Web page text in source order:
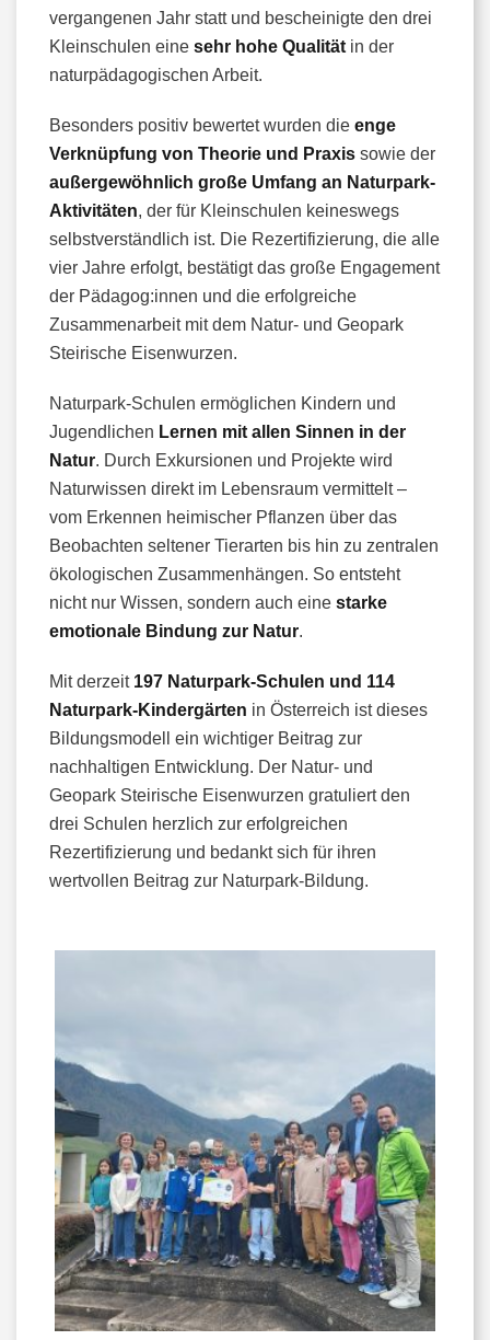
vergangenen Jahr statt und bescheinigte den drei
Kleinschulen eine sehr hohe Qualität in der
naturpädagogischen Arbeit.
Besonders positiv bewertet wurden die enge
Verknüpfung von Theorie und Praxis sowie der
außergewöhnlich große Umfang an Naturpark-
Aktivitäten, der für Kleinschulen keineswegs
selbstverständlich ist. Die Rezertifizierung, die alle
vier Jahre erfolgt, bestätigt das große Engagement
der Pädagog:innen und die erfolgreiche
Zusammenarbeit mit dem Natur- und Geopark
Steirische Eisenwurzen.
Naturpark-Schulen ermöglichen Kindern und
Jugendlichen Lernen mit allen Sinnen in der
Natur. Durch Exkursionen und Projekte wird
Naturwissen direkt im Lebensraum vermittelt –
vom Erkennen heimischer Pflanzen über das
Beobachten seltener Tierarten bis hin zu zentralen
ökologischen Zusammenhängen. So entsteht
nicht nur Wissen, sondern auch eine starke
emotionale Bindung zur Natur.
Mit derzeit 197 Naturpark-Schulen und 114
Naturpark-Kindergärten in Österreich ist dieses
Bildungsmodell ein wichtiger Beitrag zur
nachhaltigen Entwicklung. Der Natur- und
Geopark Steirische Eisenwurzen gratuliert den
drei Schulen herzlich zur erfolgreichen
Rezertifizierung und bedankt sich für ihren
wertvollen Beitrag zur Naturpark-Bildung.